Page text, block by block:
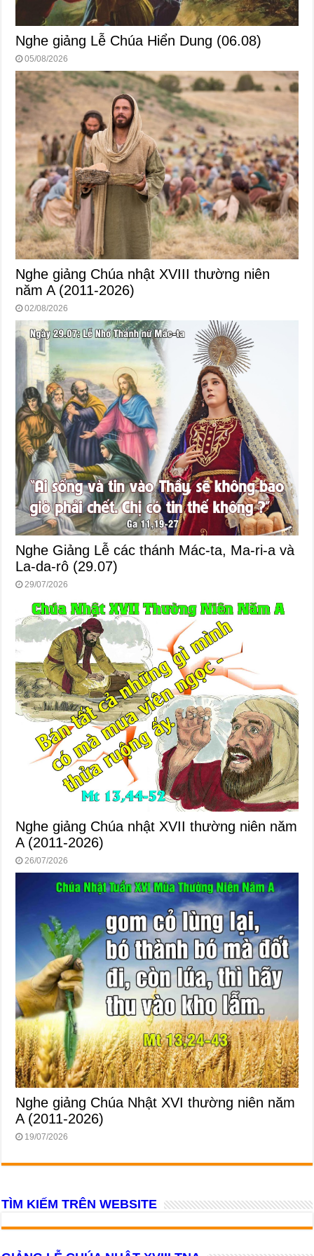
Nghe giảng Lễ Chúa Hiển Dung (06.08)
05/08/2026
Nghe giảng Chúa nhật XVIII thường niên
năm A (2011-2026)
02/08/2026
Nghe Giảng Lễ các thánh Mác-ta, Ma-ri-a và
La-da-rô (29.07)
29/07/2026
Nghe giảng Chúa nhật XVII thường niên năm
A (2011-2026)
26/07/2026
Nghe giảng Chúa Nhật XVI thường niên năm
A (2011-2026)
19/07/2026
TÌM KIẾM TRÊN WEBSITE